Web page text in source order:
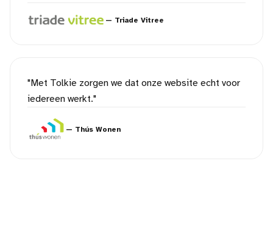
— Triade Vitree
"Met Tolkie zorgen we dat onze website echt voor
iedereen werkt."
— Thús Wonen